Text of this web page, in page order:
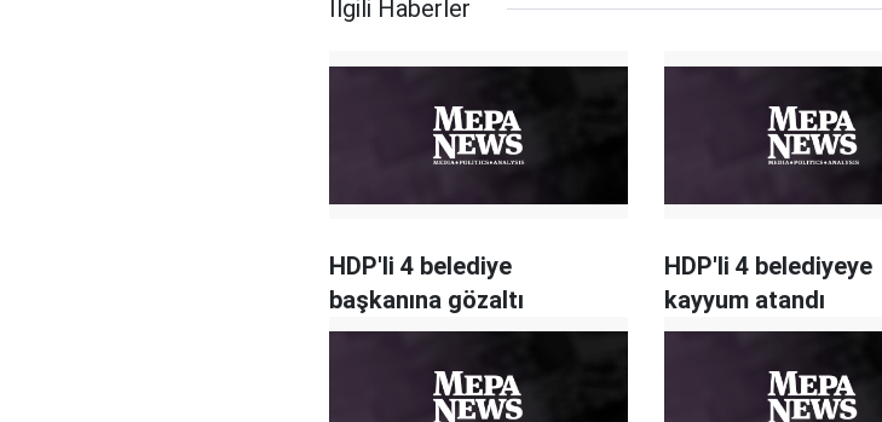
İlgili Haberler
HDP'li 4 belediye
başkanına gözaltı
HDP'li 4 belediyeye
kayyum atandı